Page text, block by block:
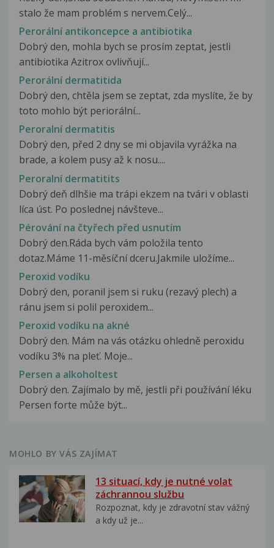
stalo že mam problém s nervem.Celý...
Perorální antikoncepce a antibiotika
Dobrý den, mohla bych se prosím zeptat, jestli
antibiotika Azitrox ovlivňují...
Perorální dermatitida
Dobrý den, chtěla jsem se zeptat, zda myslíte, že by
toto mohlo být periorální...
Peroralní dermatitis
Dobrý den, před 2 dny se mi objavila vyrážka na
brade, a kolem pusy až k nosu....
Peroralní dermatitits
Dobrý deň dlhšie ma trápi ekzem na tvári v oblasti
líca úst. Po poslednej návšteve...
Pérování na čtyřech před usnutím
Dobrý den.Ráda bych vám položila tento
dotaz.Máme 11-měsíční dceru.Jakmile uložíme...
Peroxid vodíku
Dobrý den, poranil jsem si ruku (rezavý plech) a
ránu jsem si polil peroxidem...
Peroxid vodíku na akné
Dobrý den. Mám na vás otázku ohledně peroxidu
vodíku 3% na pleť. Moje...
Persen a alkoholtest
Dobrý den. Zajímalo by mě, jestli při používání léku
Persen forte může být...
MOHLO BY VÁS ZAJÍMAT
13 situací, kdy je nutné volat
záchrannou službu
Rozpoznat, kdy je zdravotní stav vážný
a kdy už je...